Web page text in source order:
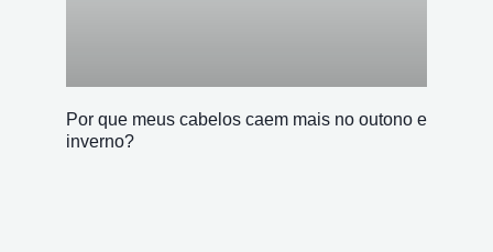
Por que meus cabelos caem mais no outono e
inverno?